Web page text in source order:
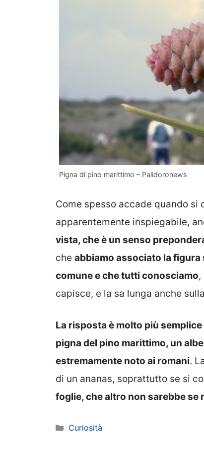
Pigna di pino marittimo – Palidoronews
Come spesso accade quando si
apparentemente inspiegabile,
vista, che è un senso
che abbiamo associato la figura
comune e che tutti conosciamo
capisce, e la sa lunga anche
La risposta è molto più
pigna del pino marittimo, un
estremamente noto ai romani.
di un ananas, soprattutto se si
foglie, che altro non sarebbe se
Categorie
Curiosità